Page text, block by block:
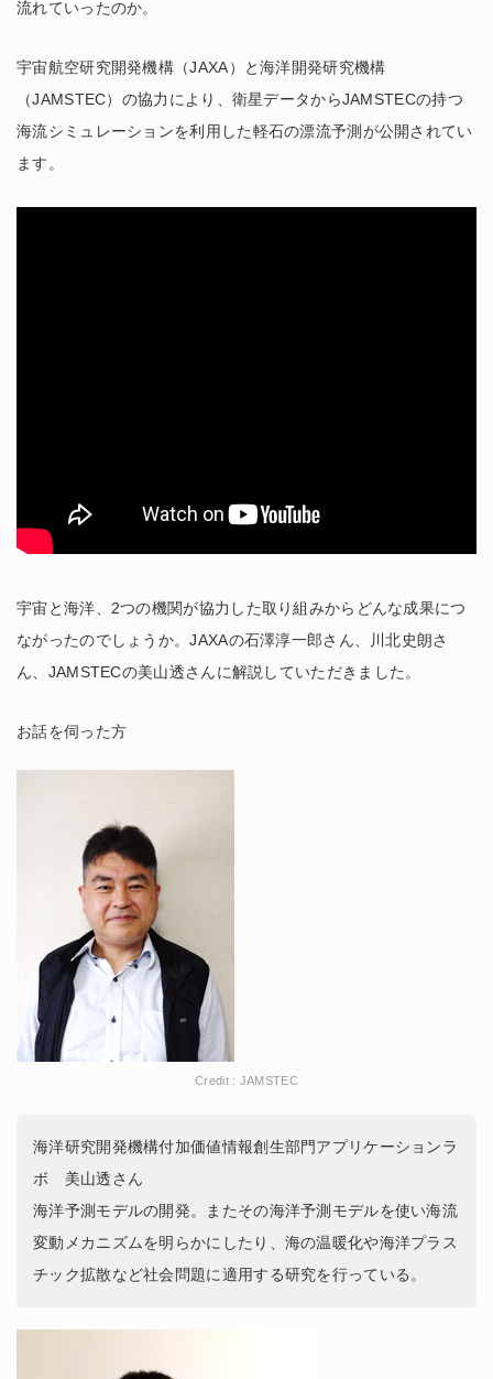
流れていったのか。
宇宙航空研究開発機構（JAXA）と海洋開発研究機構
（JAMSTEC）の協力により、衛星データからJAMSTECの持つ
海流シミュレーションを利用した軽石の漂流予測が公開されてい
ます。
宇宙と海洋、2つの機関が協力した取り組みからどんな成果につ
ながったのでしょうか。JAXAの石澤淳一郎さん、川北史朗さ
ん、JAMSTECの美山透さんに解説していただきました。
お話を伺った方
Credit : JAMSTEC
海洋研究開発機構付加価値情報創生部門アプリケーションラ
ボ 美山透さん
海洋予測モデルの開発。またその海洋予測モデルを使い海流
変動メカニズムを明らかにしたり、海の温暖化や海洋プラス
チック拡散など社会問題に適用する研究を行っている。